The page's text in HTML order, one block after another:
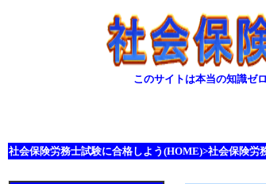
このサイトは本当の知識ゼ
社会保険労務士試験に合格しよう(HOME)>社会保険